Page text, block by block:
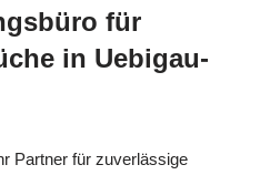
für
in Uebigau-
Partner für zuverlässige